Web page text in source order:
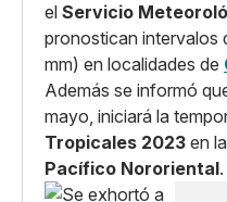
el Servicio
pronostican intervalos
mm) en localidades de
Además se informó
mayo, iniciará la
Tropicales 2023 en
Pacífico Nororiental.